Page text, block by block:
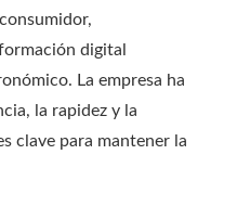
digital
La empresa ha
la rapidez y la
clave para mantener la